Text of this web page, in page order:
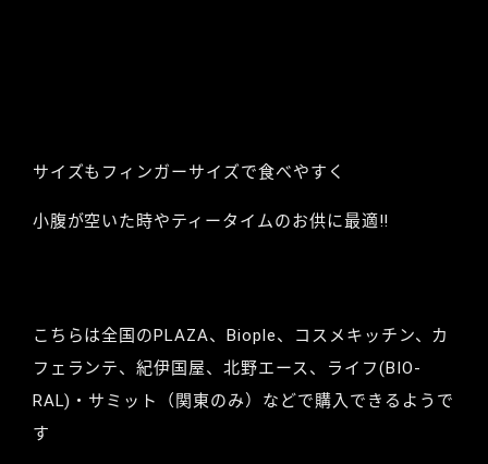
サイズもフィンガーサイズで食べやすく
小腹が空いた時やティータイムのお供に最適‼︎
こちらは全国のPLAZA、Biople、コスメキッチン、カ
フェランテ、紀伊国屋、北野エース、ライフ(BIO-
RAL)・サミット（関東のみ）などで購入できるようで
す